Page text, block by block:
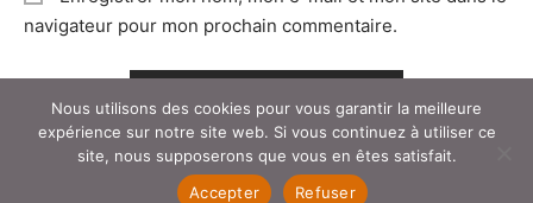
navigateur pour mon prochain commentaire.
Nous utilisons des cookies pour vous garantir la meilleure
expérience sur notre site web. Si vous continuez à utiliser ce
site, nous supposerons que vous en êtes satisfait.
Accepter
Refuser